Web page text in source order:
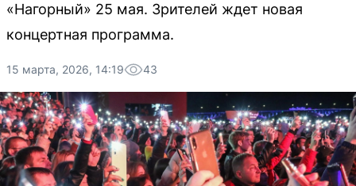
«Нагорный» 25 мая. Зрителей ждет новая
концертная программа.
15 марта, 2026, 14:19 43